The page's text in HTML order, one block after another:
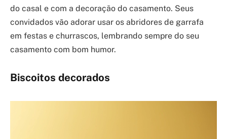
do casal e com a decoração do casamento. Seus
convidados vão adorar usar os abridores de garrafa
em festas e churrascos, lembrando sempre do seu
casamento com bom humor.
Biscoitos decorados